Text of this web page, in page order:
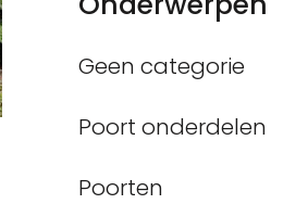
Geen categorie
Poort onderdelen
Poorten